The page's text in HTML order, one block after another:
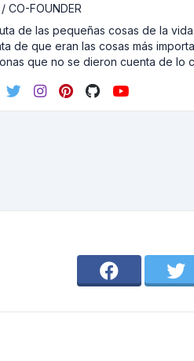
CO-FOUNDER
de las pequeñas cosas de la
de que eran las cosas más
que no se dieron cuenta de lo